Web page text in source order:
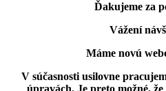
Ďakujeme za
Vážení
Máme novú
V súčasnosti usilovne